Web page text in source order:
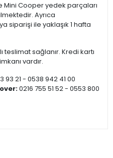
Mini Cooper yedek parçaları
Ayrıca
siparişi ile yaklaşık 1 hafta
teslimat sağlanır. Kredi kartı
vardır.
93 21 - 0538 942 41 00
0216 755 51 52 - 0553 800